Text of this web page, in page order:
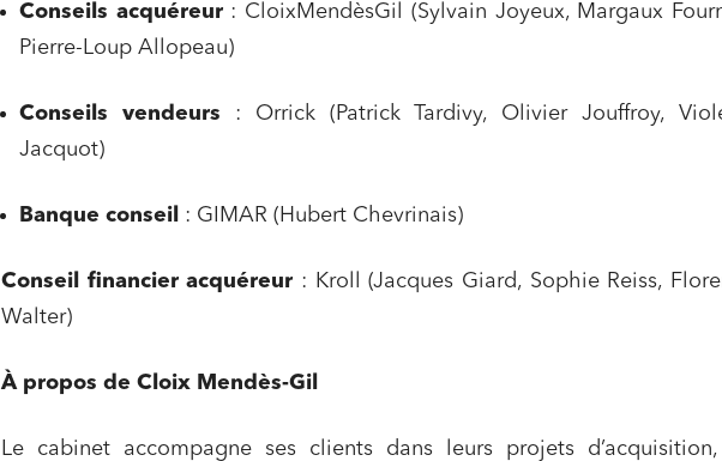
Conseils acquéreur : CloixMendèsGil
(Sylvain Joyeux, Margaux
Pierre-Loup Allopeau)
Conseils vendeurs : Orrick (Patrick Tardivy, Olivier Jouffroy,
Jacquot)
Banque conseil : GIMAR (Hubert Chevrinais)
Conseil financier acquéreur : Kroll (Jacques Giard, Sophie Reiss,
Walter)
À propos de Cloix Mendès-Gil
Le cabinet accompagne ses clients dans leurs projets
J'ai lu et j'accepte la